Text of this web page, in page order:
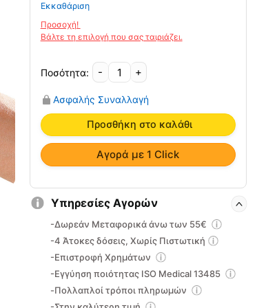
Εκκαθάριση
Αγορά με 1 Click
-
Νάρθηκας
Δακτύλου
4284
Oppo
ποσότητα
+
Ασφαλής Συναλλαγή
Προσθήκη στο καλάθι
Υπηρεσίες Αγορών
-Δωρεάν Μεταφορικά άνω των 55€
-4 Άτοκες δόσεις, Χωρίς Πιστωτική
-Επιστροφή Χρημάτων
-Εγγύηση ποιότητας ISO Medical 13485
-Πολλαπλοί τρόποι πληρωμών